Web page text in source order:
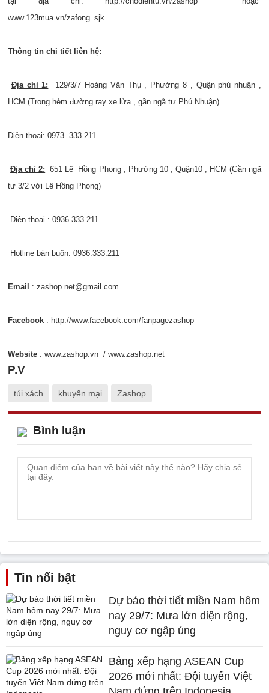
www.123mua.vn/zafong_sjk
Thông tin chi tiết liên hệ:
Địa chỉ 1: 129/3/7 Hoàng Văn Thụ , Phường 8 , Quận phú nhuận ,
HCM (Trong hẻm đường ray xe lửa , gần ngã tư Phú Nhuận)
Điện thoại: 0973. 333.211
Địa chỉ 2: 651 Lê Hồng Phong , Phường 10 , Quận10 , HCM (Gần ngã
tư 3/2 với Lê Hồng Phong)
Điện thoại : 0936.333.211
Hotline bán buôn: 0936.333.211
Email : zashop.net@gmail.com
Facebook : http://www.facebook.com/fanpagezashop
Website : www.zashop.vn / www.zashop.net
P.V
túi xách khuyến mại Zashop
Bình luận
Tin nổi bật
Dự báo thời tiết miền Nam hôm
nay 29/7: Mưa lớn diện rộng,
nguy cơ ngập úng
Bảng xếp hạng ASEAN Cup
2026 mới nhất: Đội tuyển Việt